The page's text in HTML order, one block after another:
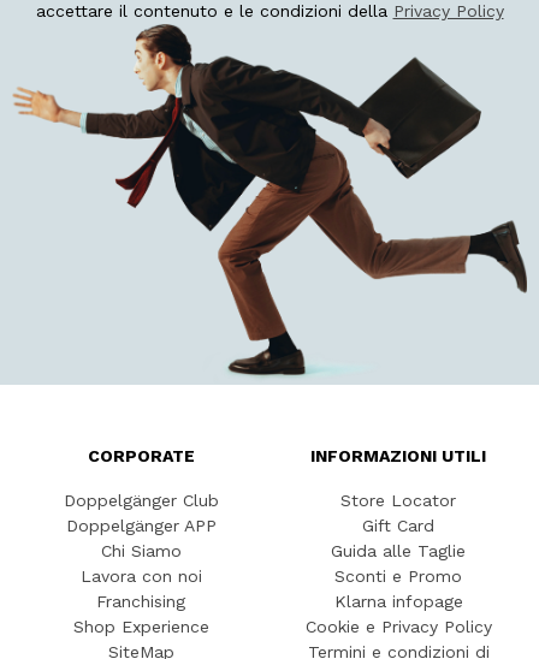
accettare il contenuto e le condizioni della Privacy Policy
CORPORATE
Doppelgänger Club
Doppelgänger APP
Chi Siamo
Lavora con noi
Franchising
Shop Experience
SiteMap
INFORMAZIONI UTILI
Store Locator
Gift Card
Guida alle Taglie
Sconti e Promo
Klarna infopage
Cookie e Privacy Policy
Termini e condizioni di